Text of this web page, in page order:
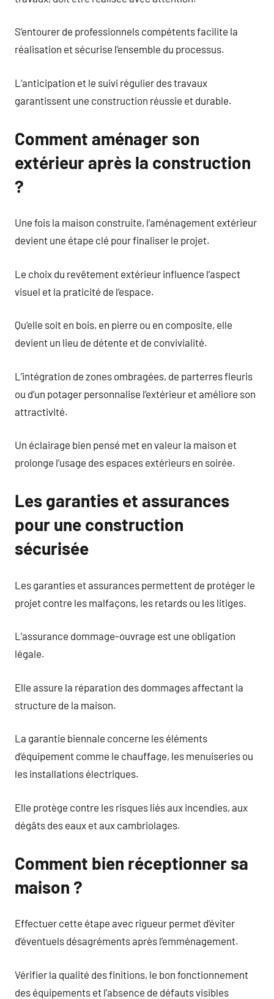
S’entourer de professionnels compétents facilite la
réalisation et sécurise l’ensemble du processus.
L’anticipation et le suivi régulier des travaux
garantissent une construction réussie et durable.
Comment aménager son
extérieur après la construction
?
Une fois la maison construite, l’aménagement extérieur
devient une étape clé pour finaliser le projet.
Le choix du revêtement extérieur influence l’aspect
visuel et la praticité de l’espace.
Qu’elle soit en bois, en pierre ou en composite, elle
devient un lieu de détente et de convivialité.
L’intégration de zones ombragées, de parterres fleuris
ou d’un potager personnalise l’extérieur et améliore son
attractivité.
Un éclairage bien pensé met en valeur la maison et
prolonge l’usage des espaces extérieurs en soirée.
Les garanties et assurances
pour une construction
sécurisée
Les garanties et assurances permettent de protéger le
projet contre les malfaçons, les retards ou les litiges.
L’assurance dommage-ouvrage est une obligation
légale.
Elle assure la réparation des dommages affectant la
structure de la maison.
La garantie biennale concerne les éléments
d’équipement comme le chauffage, les menuiseries ou
les installations électriques.
Elle protège contre les risques liés aux incendies, aux
dégâts des eaux et aux cambriolages.
Comment bien réceptionner sa
maison ?
Effectuer cette étape avec rigueur permet d’éviter
d’éventuels désagréments après l’emménagement.
Vérifier la qualité des finitions, le bon fonctionnement
des équipements et l’absence de défauts visibles